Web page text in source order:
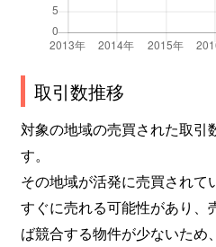
向洋町中
3,300万円
向洋町中
向洋町中
4,000万円
向洋町中
3,000万円
向洋町中
2,900万円
取引数推移
対象の地域の売買された取引
す。
その地域が活発に売買されて
すぐに売れる可能性があり、
ば競合する物件が少ないため